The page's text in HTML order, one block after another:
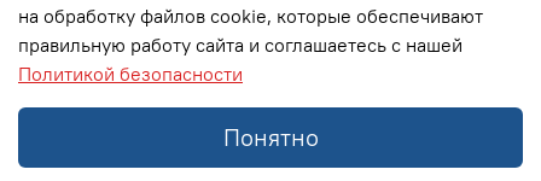
Клиенту
Информация
на обработку файлов cookie, которые обеспечивают
правильную работу сайта и соглашаетесь с нашей
Политикой безопасности
Понятно